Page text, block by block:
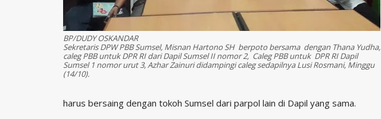
BP/DUDY OSKANDAR
Sekretaris DPW PBB Sumsel, Misnan Hartono SH berpoto bersama dengan Thana Yudha,
caleg PBB untuk DPR RI dari Dapil Sumsel II nomor 2, Caleg PBB untuk DPR RI Dapil
Sumsel 1 nomor urut 3, Azhar Zainuri didampingi caleg sedapilnya Lusi Rosmani, Minggu
(14/10).
harus bersaing dengan tokoh Sumsel dari parpol lain di Dapil yang sama.